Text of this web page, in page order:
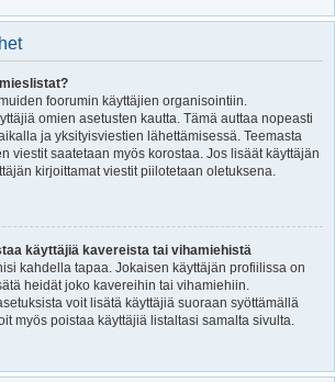
foorumin käyttäjien organisointiin.
omien asetusten kautta. Tämä auttaa nopeasti
ja yksityisviestien lähettämisessä. Teemasta
viestit saatetaan myös korostaa. Jos lisäät käyttäjän
kirjoittamat viestit piilotetaan oletuksena.
käyttäjiä kavereista tai vihamiehistä
kahdella tapaa. Jokaisen käyttäjän profiilissa on
heidät joko kavereihin tai vihamiehiin.
voit lisätä käyttäjiä suoraan syöttämällä
myös poistaa käyttäjiä listaltasi samalta sivulta.